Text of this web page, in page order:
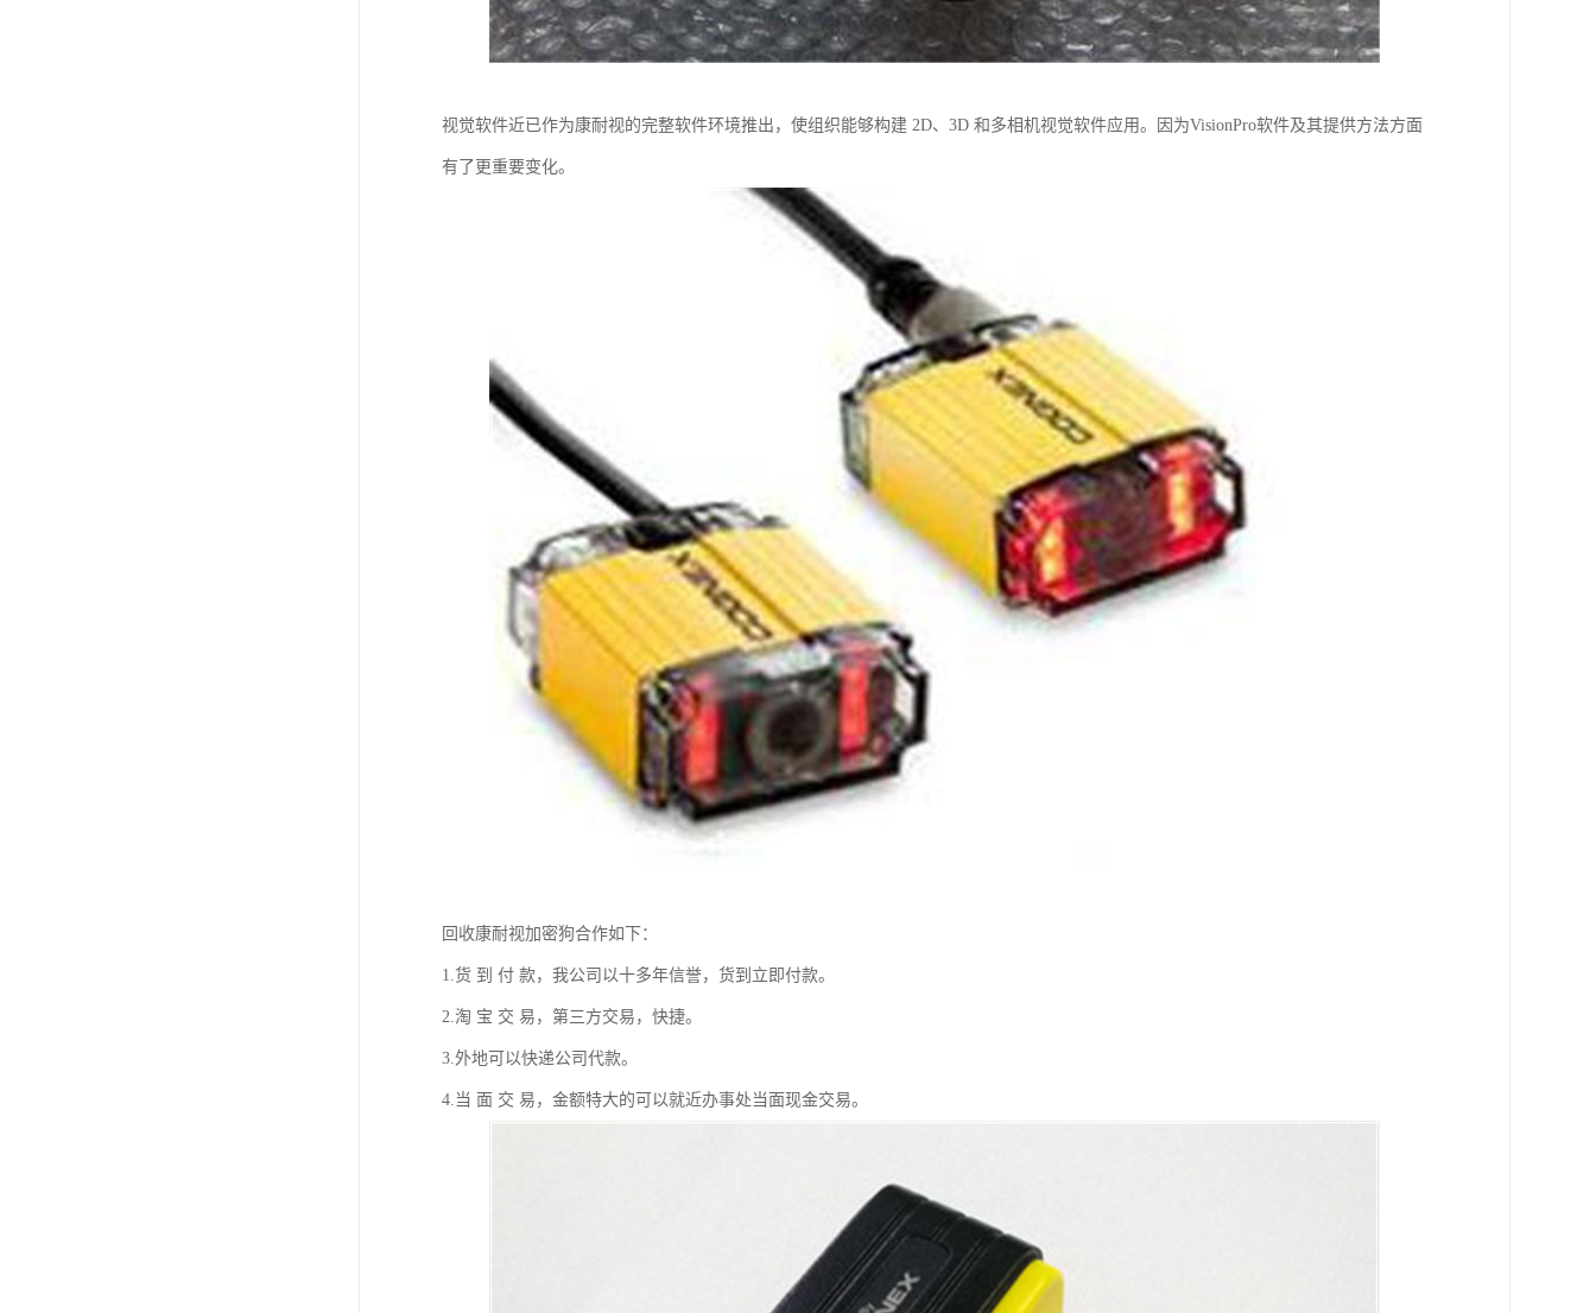
视觉软件近已作为康耐视的完整软件环境推出，使组织能够构建 2D、3D 和多相机视觉软件应用。因为VisionPro软件及其提供方法方面
有了更重要变化。
回收康耐视加密狗合作如下：
1.货 到 付 款，我公司以十多年信誉，货到立即付款。
2.淘 宝 交 易，第三方交易，快捷。
3.外地可以快递公司代款。
4.当 面 交 易，金额特大的可以就近办事处当面现金交易。